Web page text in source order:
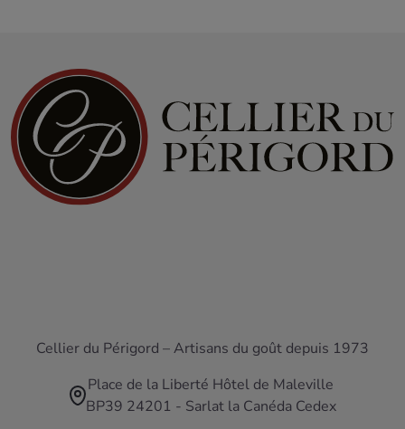
Cellier du Périgord – Artisans du goût depuis 1973
Place de la Liberté Hôtel de Maleville
BP39 24201 - Sarlat la Canéda Cedex